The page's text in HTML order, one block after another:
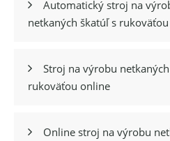

Automatický stroj na
netkaných škatúľ s

Stroj na výrobu
rukoväťou online

Online stroj na výrobu